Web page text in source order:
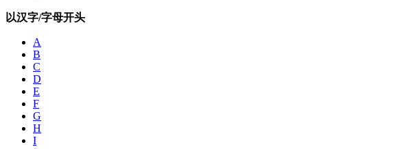
以汉字/字母开头
A
B
C
D
E
F
G
H
I